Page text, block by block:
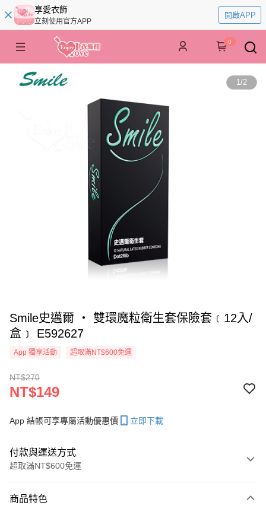
享愛衣飾
立刻使用官方APP
開啟APP
0
1/2
Smile史邁爾 ‧ 雙環魔粒衛生套保險套﹝12入/
盒﹞ E592627
App 獨享活動 超取滿NT$600免運
NT$270
NT$149
App 結帳可享專屬活動優惠價 立即下載
付款與運送方式
超取滿NT$600免運
信用卡一次付款
商品特色